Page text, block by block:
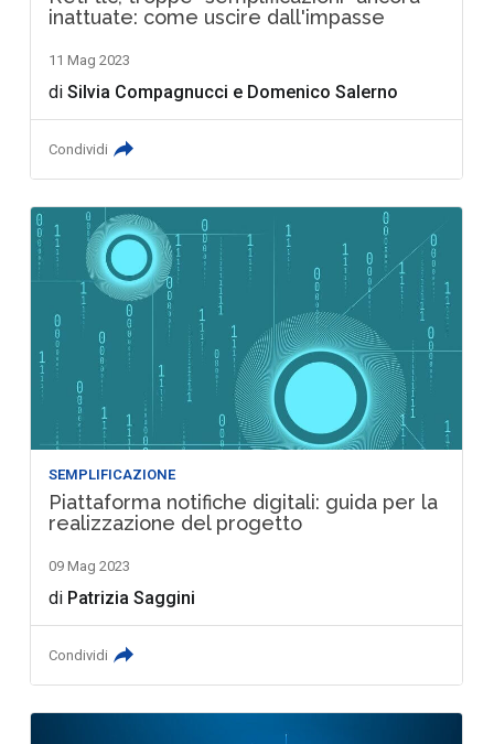
inattuate: come uscire dall'impasse
11 Mag 2023
diSilvia Compagnucci e Domenico Salerno
Condividi
SEMPLIFICAZIONE
Piattaforma notifiche digitali: guida per la
realizzazione del progetto
09 Mag 2023
di Patrizia Saggini
Condividi